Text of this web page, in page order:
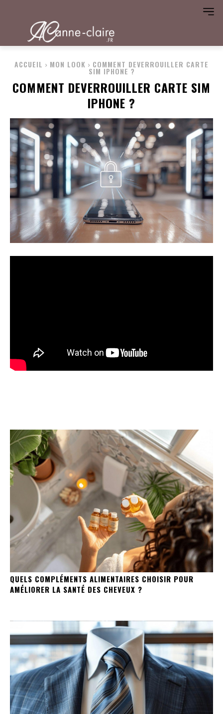
ACCUEIL MON LOOK COMMENT DEVERROUILLER CARTE
SIM IPHONE ?
COMMENT DEVERROUILLER CARTE SIM
IPHONE ?
QUELS COMPLÉMENTS ALIMENTAIRES CHOISIR POUR
AMÉLIORER LA SANTÉ DES CHEVEUX ?